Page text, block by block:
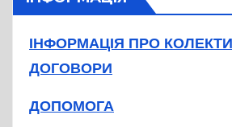
ІНФОРМАЦІЯ ПРО
ДОГОВОРИ
ДОПОМОГА